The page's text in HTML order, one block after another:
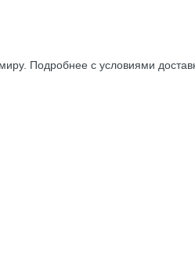
Подробнее с условиями